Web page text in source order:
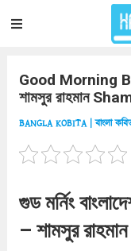
Good Morning
শামসুর রাহমান
BANGLA KOBITA | বাংলা
গুড মর্নিং
– শামসুর রাহমান